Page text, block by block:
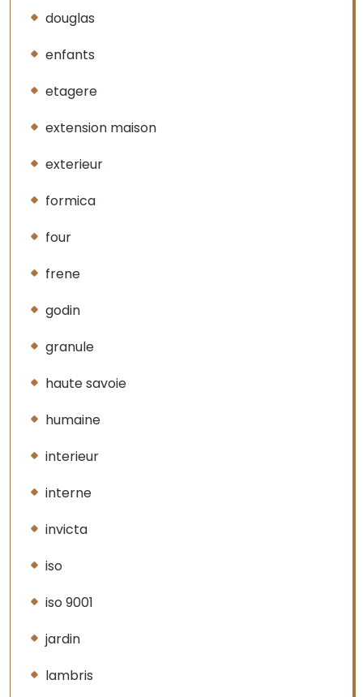
douglas
enfants
etagere
extension maison
exterieur
formica
four
frene
godin
granule
haute savoie
humaine
interieur
interne
invicta
iso
iso 9001
jardin
lambris